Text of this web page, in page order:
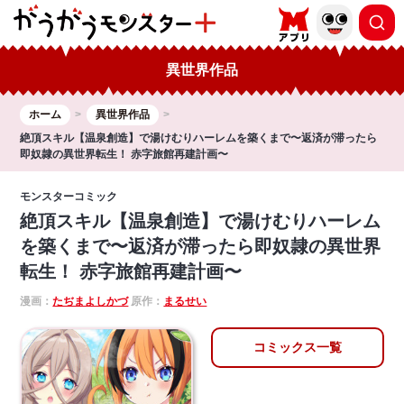
異世界作品
ホーム
異世界作品
絶頂スキル【温泉創造】で湯けむりハーレムを築くまで〜返済が滞ったら
即奴隷の異世界転生！ 赤字旅館再建計画〜
モンスターコミック
絶頂スキル【温泉創造】で湯けむりハーレム
を築くまで〜返済が滞ったら即奴隷の異世界
転生！ 赤字旅館再建計画〜
漫画：たぢまよしかづ原作： まるせい
コミックス一覧